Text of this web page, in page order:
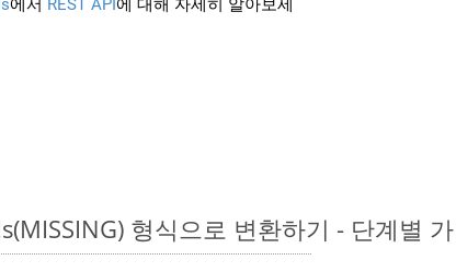
형식으로 변환하기 - 단계별